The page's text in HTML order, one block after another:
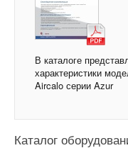
В каталоге
характеристики
Aircalo серии Azur
Каталог